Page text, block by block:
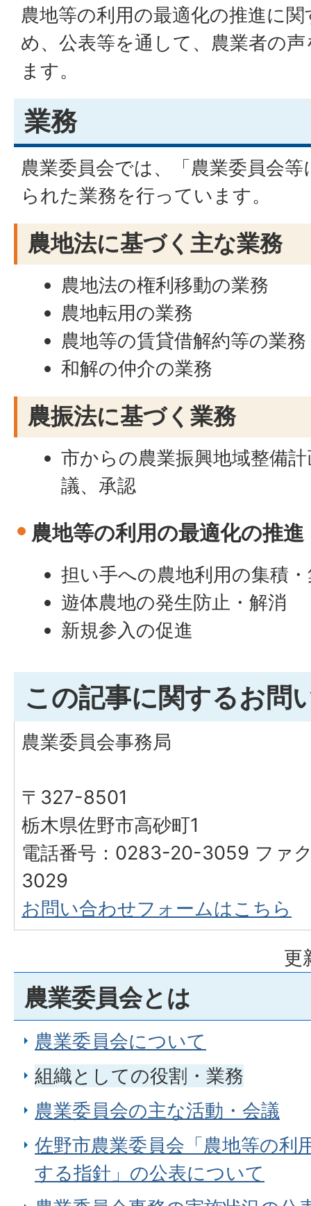
農地等の利用の最適化の推進に
め、公表等を通して、農業者の
ます。
業務
農業委員会では、「農業委員会
られた業務を行っています。
農地法に基づく主な業務
農地法の権利移動の業務
農地転用の業務
農地等の賃貸借解約等の業務
和解の仲介の業務
農振法に基づく業務
市からの農業振興地域整備
議、承認
農地等の利用の最適化の推進
担い手への農地利用の集積
遊体農地の発生防止・解消
新規参入の促進
この記事に関するお問
農業委員会事務局
〒327-8501
栃木県佐野市高砂町1
電話番号：0283-20-3059 ファ
3029
お問い合わせフォームはこちら
更
農業委員会とは
農業委員会について
組織としての役割・業務
農業委員会の主な活動・会議
佐野市農業委員会「農地等の利
する指針」の公表について